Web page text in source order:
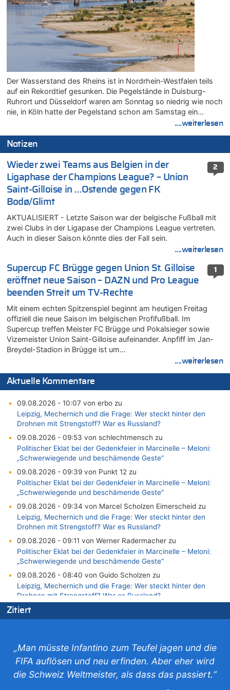
Der Wasserstand des Rheins ist in Nordrhein-Westfalen teils
auf ein Rekordtief gesunken. Die Pegelstände in Duisburg-
Ruhrort und Düsseldorf waren am Sonntag so niedrig wie noch
nie, in Köln hatte der Pegelstand schon am Samstag ein…
....weiterlesen
Notizen
2
Wieder zwei Teams aus Belgien in der
Ligaphase der Champions League? – Union
Saint-Gilloise in …Ostende gegen FK
Bodø/Glimt
AKTUALISIERT - Letzte Saison war der belgische Fußball mit
zwei Clubs in der Ligapase der Champions League vertreten.
Auch in dieser Saison könnte dies der Fall sein.
....weiterlesen
1
Supercup FC Brügge gegen Union St. Gilloise
eröffnet neue Saison – DAZN und Pro League
beenden Streit um TV-Rechte
Mit einem echten Spitzenspiel beginnt am heutigen Freitag
offiziell die neue Saison im belgischen Profifußball. Im
Supercup treffen Meister FC Brügge und Pokalsieger sowie
Vizemeister Union Saint-Gilloise aufeinander. Anpfiff im Jan-
Breydel-Stadion in Brügge ist um…
....weiterlesen
Aktuelle Kommentare
09.08.2026 - 10:07 von erbo zu
Leipzig, Mechernich und die Frage: Wer steckt hinter den
Drohnen mit Strengstoff? War es Russland?
09.08.2026 - 09:53 von schlechtmensch zu
Politischer Eklat bei der Gedenkfeier in Marcinelle – Meloni:
„Schwerwiegende und beschämende Geste“
09.08.2026 - 09:39 von Punkt 12 zu
Politischer Eklat bei der Gedenkfeier in Marcinelle – Meloni:
„Schwerwiegende und beschämende Geste“
09.08.2026 - 09:34 von Marcel Scholzen Eimerscheid zu
Leipzig, Mechernich und die Frage: Wer steckt hinter den
Drohnen mit Strengstoff? War es Russland?
09.08.2026 - 09:11 von Werner Radermacher zu
Politischer Eklat bei der Gedenkfeier in Marcinelle – Meloni:
„Schwerwiegende und beschämende Geste“
09.08.2026 - 08:40 von Guido Scholzen zu
Leipzig, Mechernich und die Frage: Wer steckt hinter den
Drohnen mit Strengstoff? War es Russland?
09.08.2026 - 08:21 von Zuhörer zu
Aachen ab 11. August wieder Mekka des Pferdesports –
09.08.2026 - 07:40 von SoSo zu
Aachen ab 11. August wieder Mekka des Pferdesports –
Belgien setzt bei Reit-WM auf starke Springreiter
09.08.2026 - 07:00 von Zuhörer zu
Zitiert
„Man müsste Infantino zum Teufel jagen und die
FIFA auflösen und neu erfinden. Aber eher wird
die Schweiz Weltmeister, als dass das passiert.“